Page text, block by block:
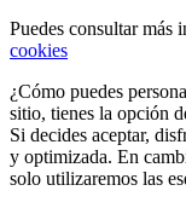
Puedes consultar más
cookies
¿Cómo puedes
sitio, tienes la opción
Si decides aceptar,
y optimizada. En
solo utilizaremos las